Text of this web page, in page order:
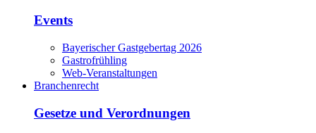
Events
Bayerischer Gastgebertag 2026
Gastrofrühling
Web-Veranstaltungen
Branchenrecht
Gesetze und Verordnungen